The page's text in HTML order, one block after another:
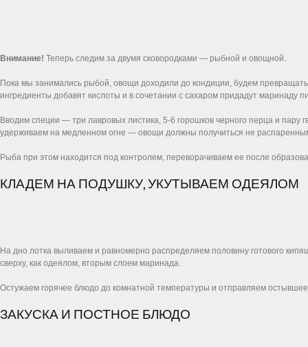
Внимание! Теперь следим за двумя сковородками ― рыбной и овощной.
Пока мы занимались рыбой, овощи доходили до кондиции, будем
ингредиенты добавят кислоты и в сочетании с сахаром придадут маринаду
Вводим специи ― три лавровых листика, 5-6 горошков черного перца и
удерживаем на медленном огне ― овощи должны получиться не
Рыба при этом находится под контролем, переворачиваем ее после
КЛАДЕМ НА ПОДУШКУ, УКУТЫВАЕМ ОДЕЯЛОМ
На дно лотка выливаем и равномерно распределяем половину готового
сверху, как одеялом, вторым слоем маринада.
Остужаем горячее блюдо до комнатной температуры и отправляем
ЗАКУСКА И ПОСТНОЕ БЛЮДО